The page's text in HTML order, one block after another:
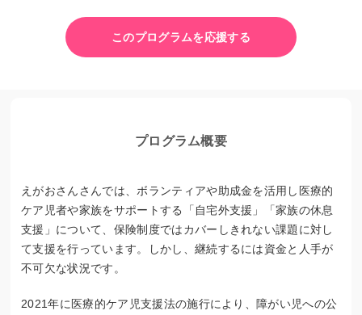
このプログラムを応援する
プログラム概要
えがおさんさんでは、ボランティアや助成金を活用し医療的
ケア児者や家族をサポートする「自宅外支援」「家族の休息
支援」について、保険制度ではカバーしきれない課題に対し
て支援を行っています。しかし、継続するには資金と人手が
不可欠な状況です。
2021年に医療的ケア児支援法の施行により、障がい児への公